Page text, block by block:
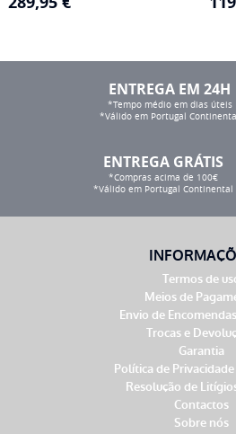
ENTREGA EM 24H
*Tempo médio em dias úteis
*Válido em Portugal
ENTREGA GRÁTIS
*Compras acima de 100€
*Válido em Portugal Continental
Termos de
Meios de
Envio de
Trocas e
Garantia
Política de
Resolução de
Contactos
Sobre nós